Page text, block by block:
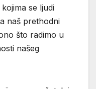
se ljudi
naš prethodni
što radimo u
našeg